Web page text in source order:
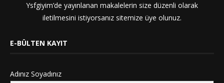
Ysfgiyim’de yayınlanan makalelerin size düzenli olarak
iletilmesini istiyorsanız sitemize üye olunuz.
E-BÜLTEN KAYIT
Adınız Soyadınız